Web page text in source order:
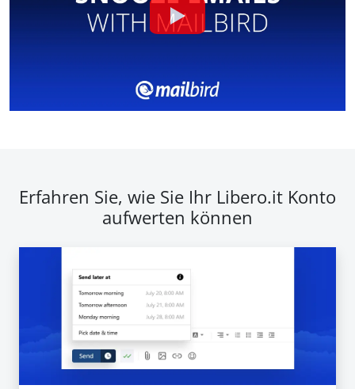
Erfahren Sie, wie Sie Ihr Libero.it Konto
aufwerten können